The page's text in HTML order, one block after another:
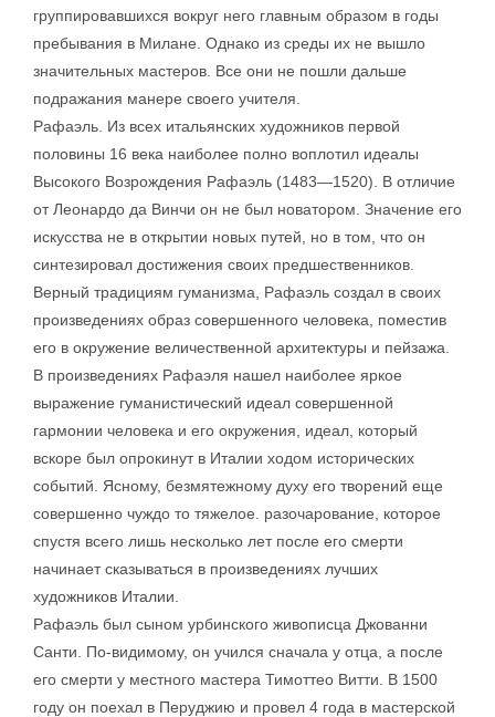
группировавшихся вокруг него главным образом в годы
пребывания в Милане. Однако из среды их не вышло
значительных мастеров. Все они не пошли дальше
подражания манере своего учителя.
Рафаэль. Из всех итальянских художников первой
половины 16 века наиболее полно воплотил идеалы
Высокого Возрождения Рафаэль (1483—1520). В отличие
от Леонардо да Винчи он не был новатором. Значение его
искусства не в открытии новых путей, но в том, что он
синтезировал достижения своих предшественников.
Верный традициям гуманизма, Рафаэль создал в своих
произведениях образ совершенного человека, поместив
его в окружение величественной архитектуры и пейзажа.
В произведениях Рафаэля нашел наиболее яркое
выражение гуманистический идеал совершенной
гармонии человека и его окружения, идеал, который
вскоре был опрокинут в Италии ходом исторических
событий. Ясному, безмятежному духу его творений еще
совершенно чуждо то тяжелое. разочарование, которое
спустя всего лишь несколько лет после его смерти
начинает сказываться в произведениях лучших
художников Италии.
Рафаэль был сыном урбинского живописца Джованни
Санти. По-видимому, он учился сначала у отца, а после
его смерти у местного мастера Тимоттео Витти. В 1500
году он поехал в Перуджию и провел 4 года в мастерской